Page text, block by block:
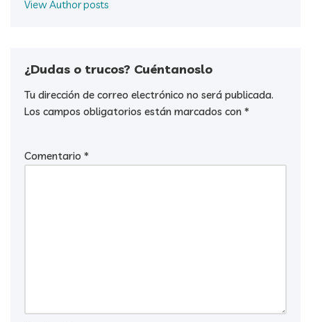
View Author posts
¿Dudas o trucos? Cuéntanoslo
Tu dirección de correo electrónico no será publicada.
Los campos obligatorios están marcados con *
Comentario *